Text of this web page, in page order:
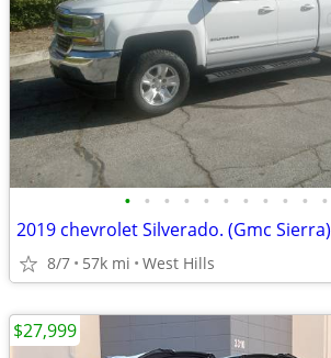
• • • • • • • • • • •
2019 chevrolet Silverado. (Gmc Sierra)
8/7 57k mi West Hills
$27,999